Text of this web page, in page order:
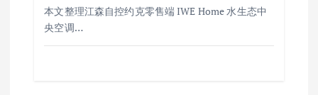
本文整理江森自控约克零售端 IWE Home 水生态中
央空调…